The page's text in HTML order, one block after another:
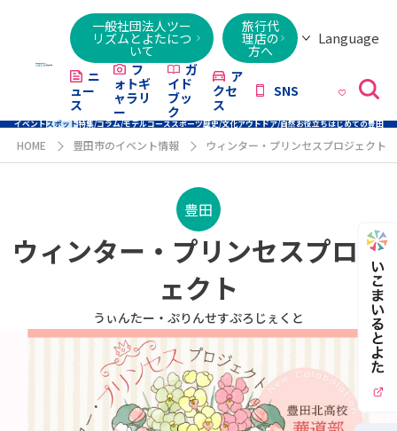
一般社団法人ツー
リズムとよたにつ
いて
旅行代
理店の
方へ
Language
Việt
ニ
ュー
ス
フ
ォトギ
ャラリ
ー
ガ
イド
ブッ
ク
ア
クセ
ス
SNS
イベントスポット特集/コラム/モデルコーススポーツ歴史/文化アウトドア/自然お役立ちはじめての豊田
HOME 豊田市のイベント情報 ウィンター・プリンセスプロジェクト
豊田
ウィンター・プリンセスプロジ
ェクト
うぃんたー・ぷりんせすぷろじぇくと